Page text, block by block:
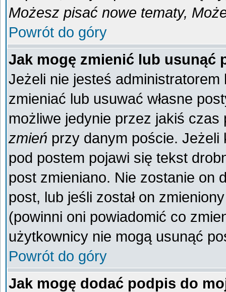
Możesz pisać nowe tematy,
Powrót do góry
Jak mogę zmienić lub usunąć
Jeżeli nie jesteś
zmieniać lub usuwać własne
możliwe jedynie przez jakiś
zmień przy danym poście. Jeżeli
pod postem pojawi się tekst
post zmieniano. Nie zostanie on
post, lub jeśli został on
(powinni oni powiadomić co
użytkownicy nie mogą usunąć
Powrót do góry
Jak mogę dodać podpis do